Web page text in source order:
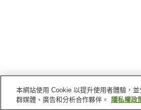
首頁 日本 山形縣
本網站使用 Cookie 以提升使用者體驗，
群媒體、廣告和分析合作夥伴。
隱私權政